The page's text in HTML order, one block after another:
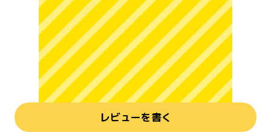
レビューを書く